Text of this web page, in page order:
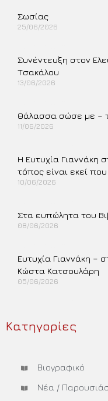
Σωσίας
25/06/2026
Συνέντευξη στον
Τσακάλου
13/06/2026
Θάλασσα σώσε με –
11/06/2026
Η Ευτυχία Γιαννάκη
τόπος είναι εκεί
10/06/2026
Στα ευπώλητα του
08/06/2026
Ευτυχία Γιαννάκη –
Κώστα Κατσουλάρη
05/06/2026
Κατηγορίες
Βιογραφικό
Νέα /